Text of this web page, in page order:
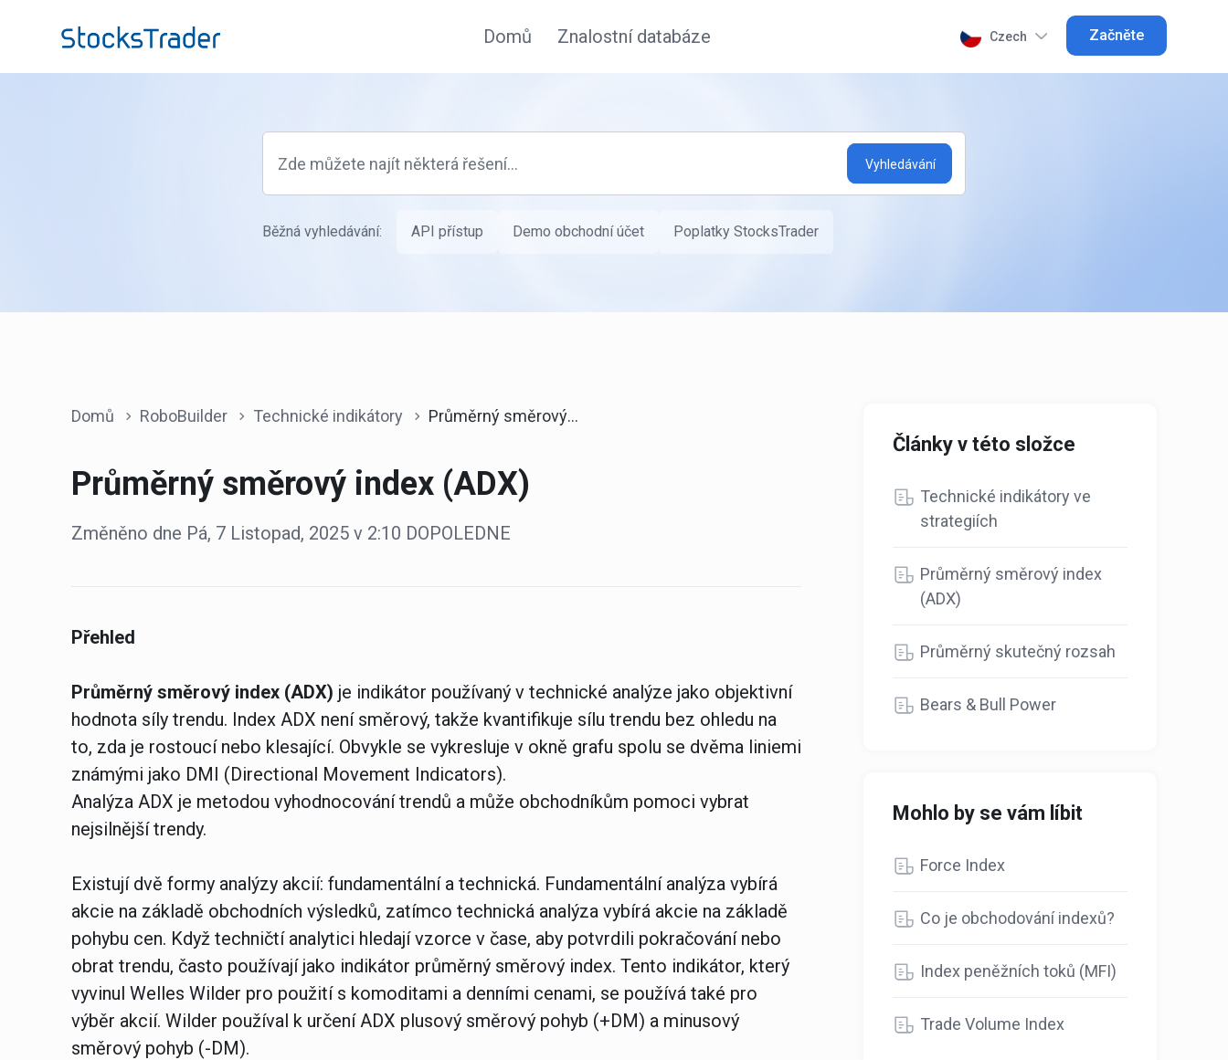
Domů Znalostní databáze Czech Začněte
Běžná vyhledávání: API přístup Demo obchodní účet Poplatky StocksTrader
Domů RoboBuilder Technické indikátory Průměrný směrový index (ADX)
Průměrný směrový index (ADX)
Změněno dne Pá, 7 Listopad, 2025 v 2:10 DOPOLEDNE
Přehled
Průměrný směrový index (ADX) je indikátor používaný v technické analýze jako objektivní
hodnota síly trendu. Index ADX není směrový, takže kvantifikuje sílu trendu bez ohledu na
to, zda je rostoucí nebo klesající. Obvykle se vykresluje v okně grafu spolu se dvěma liniemi
známými jako DMI (Directional Movement Indicators).
Analýza ADX je metodou vyhodnocování trendů a může obchodníkům pomoci vybrat
nejsilnější trendy.
Existují dvě formy analýzy akcií: fundamentální a technická. Fundamentální analýza vybírá
akcie na základě obchodních výsledků, zatímco technická analýza vybírá akcie na základě
pohybu cen. Když techničtí analytici hledají vzorce v čase, aby potvrdili pokračování nebo
obrat trendu, často používají jako indikátor průměrný směrový index. Tento indikátor, který
vyvinul Welles Wilder pro použití s komoditami a denními cenami, se používá také pro
výběr akcií. Wilder používal k určení ADX plusový směrový pohyb (+DM) a minusový
směrový pohyb (-DM).
Články v této složce
Technické indikátory ve
strategiích
Průměrný směrový index
(ADX)
Průměrný skutečný rozsah
Bears & Bull Power
Mohlo by se vám líbit
Force Index
Co je obchodování indexů?
Index peněžních toků (MFI)
Trade Volume Index